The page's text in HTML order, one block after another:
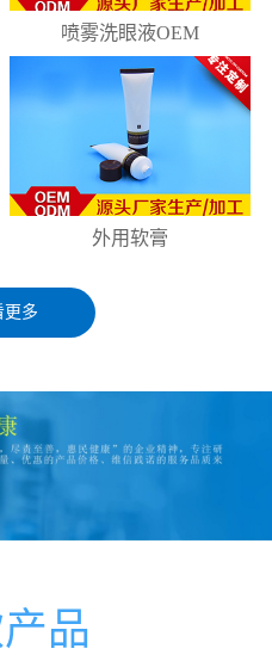
喷雾洗眼液OEM
外用软膏
更多
品